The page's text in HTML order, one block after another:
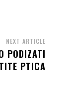
NEXT ARTICLE
PODIZATI
PTICA